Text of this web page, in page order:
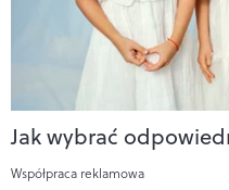
Jak wybrać
Współpraca reklamowa